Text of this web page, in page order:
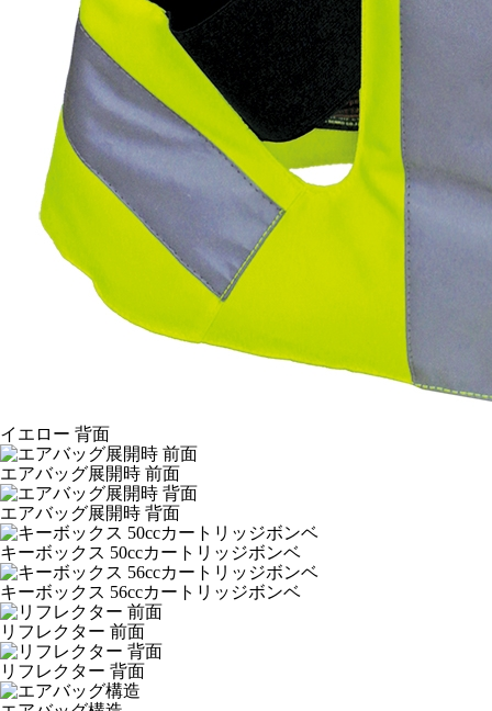
イエロー 背面
エアバッグ展開時 前面
エアバッグ展開時 背面
キーボックス 50ccカートリッジボンベ
キーボックス 56ccカートリッジボンベ
リフレクター 前面
リフレクター 背面